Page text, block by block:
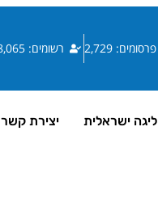
פרסומים: 2,729 רשומים: 8,065
ליגה ישראלית יצירת קשר